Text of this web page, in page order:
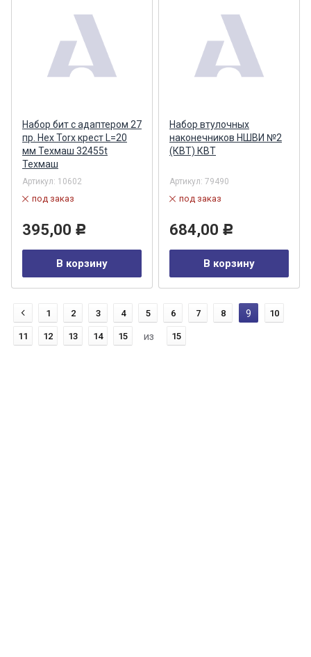
Набор бит с адаптером 27
пр. Hex Torx крест L=20
мм Техмаш 32455t
Техмаш
Артикул: 10602
под заказ
395,00 Р
В корзину
Набор втулочных
наконечников НШВИ №2
(КВТ) КВТ
Артикул: 79490
под заказ
684,00 Р
В корзину
1 2 3 4 5 6 7 8 9 10
11 12 13 14 15 из 15